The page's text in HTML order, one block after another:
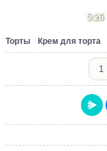
5:26
Торты Крем для торта
1